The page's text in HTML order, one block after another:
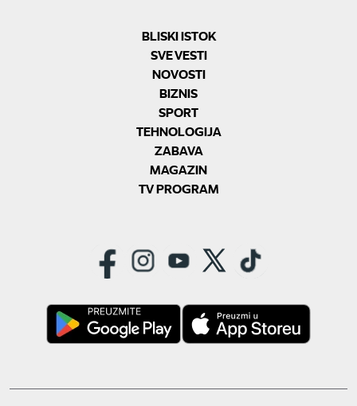
BLISKI ISTOK
SVE VESTI
NOVOSTI
BIZNIS
SPORT
TEHNOLOGIJA
ZABAVA
MAGAZIN
TV PROGRAM